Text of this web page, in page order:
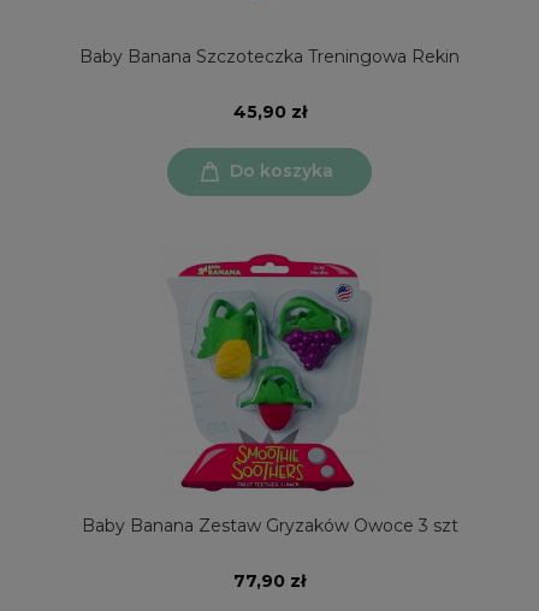
Baby Banana Szczoteczka Treningowa Rekin
45,90 zł
Do koszyka
Baby Banana Zestaw Gryzaków Owoce 3 szt
77,90 zł